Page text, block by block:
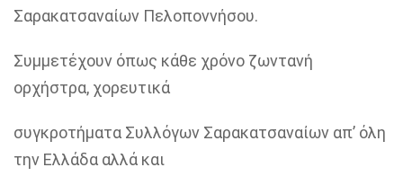
Σαρακατσαναίων Πελοποννήσου.
Συμμετέχουν όπως κάθε χρόνο ζωντανή
ορχήστρα, χορευτικά
συγκροτήματα Συλλόγων Σαρακατσαναίων απ’ όλη
την Ελλάδα αλλά και